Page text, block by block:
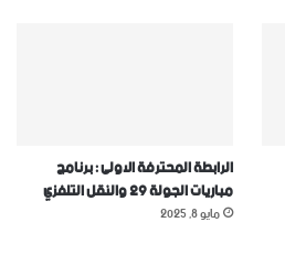
الرابطة المحترفة الاولى : برنامج
مباريات الجولة 29 والنقل التلفزي
مايو 8, 2025